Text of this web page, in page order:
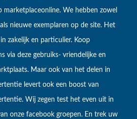
marketplaceonline. We hebben zowel
nieuwe exemplaren op de site. Het
zakelijk en particulier. Koop
via deze gebruiks- vriendelijke en
Maar ook van het delen in
levert ook een boost van
Wij zegen test het even uit in
onze facebook groepen. En trek uw